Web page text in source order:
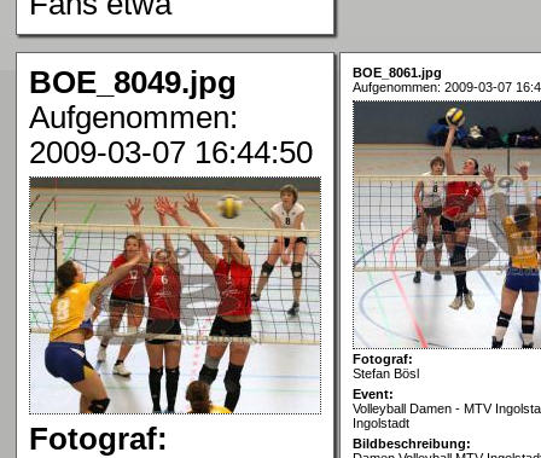
BOE_8049.jpg
Aufgenommen:
2009-03-07 16:44:50
Fotograf:
BOE_8061.jpg
Aufgenommen: 2009-03-07
Fotograf:
Stefan Bösl
Event:
Volleyball Damen - MTV
Ingolstadt
Bildbeschreibung: